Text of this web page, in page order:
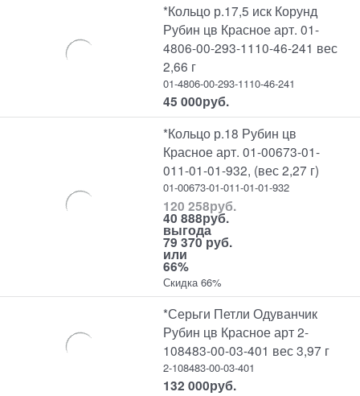
*Кольцо р.17,5 иск Корунд
Рубин цв Красное арт. 01-
4806-00-293-1110-46-241 вес
2,66 г
01-4806-00-293-1110-46-241
45 000руб.
*Кольцо р.18 Рубин цв
Красное арт. 01-00673-01-
011-01-01-932, (вес 2,27 г)
01-00673-01-011-01-01-932
120 258руб.
40 888руб.
выгода
79 370 руб.
или
66%
Скидка 66%
*Серьги Петли Одуванчик
Рубин цв Красное арт 2-
108483-00-03-401 вес 3,97 г
2-108483-00-03-401
132 000руб.